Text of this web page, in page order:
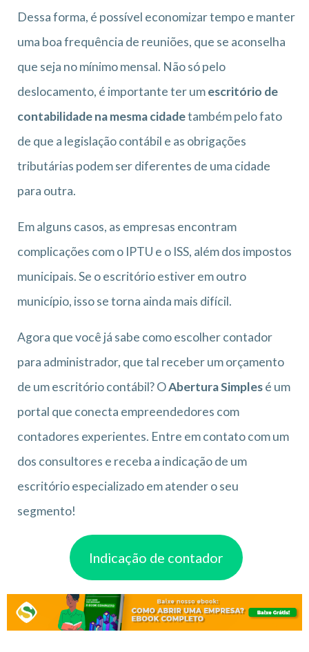
Dessa forma, é possível economizar tempo e manter
uma boa frequência de reuniões, que se aconselha
que seja no mínimo mensal. Não só pelo
deslocamento, é importante ter umescritório de
contabilidade na mesma cidadetambém pelo fato
de que a legislação contábil e as obrigações
tributárias podem ser diferentes de uma cidade
para outra.
Em alguns casos, as empresas encontram
complicações com o IPTU e o ISS, além dos impostos
municipais. Se o escritório estiver em outro
município, isso se torna ainda mais difícil.
Agora que você já sabe como escolher contador
para administrador, que tal receber um orçamento
de um escritório contábil? OAbertura Simplesé um
portal que conecta empreendedores com
contadores experientes. Entre em contato com um
dos consultores e receba a indicação de um
escritório especializado em atender o seu
segmento!
Indicação de contador